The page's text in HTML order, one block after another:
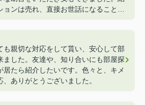
ョンは売れ、直接お世話になることは
たら、お世話になりたいと思います。
も親切な対応をして貰い、安心して部
ました。友達や、知り合いにも部屋探
居たら紹介したいです。色々と、キメ
、ありがとうございました。